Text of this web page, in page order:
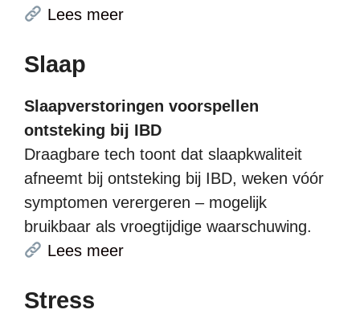
Lees meer
Slaap
Slaapverstoringen voorspellen
ontsteking bij IBD
Draagbare tech toont dat slaapkwaliteit
afneemt bij ontsteking bij IBD, weken vóór
symptomen verergeren – mogelijk
bruikbaar als vroegtijdige waarschuwing.
Lees meer
Stress